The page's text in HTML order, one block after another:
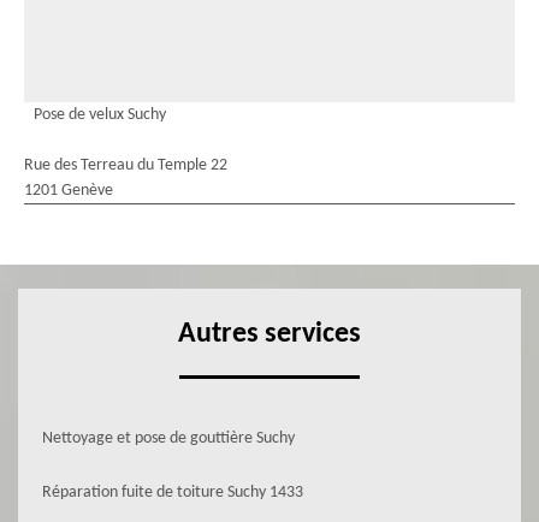
Pose de velux Suchy
Rue des Terreau du Temple 22
1201 Genève
Autres services
Nettoyage et pose de gouttière Suchy
Réparation fuite de toiture Suchy 1433